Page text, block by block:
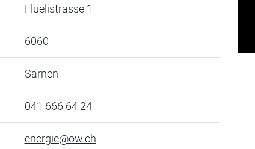
Flüelistrasse 1
6060
Sarnen
041 666 64 24
energie@ow.ch